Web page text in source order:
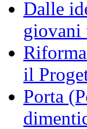
Dalle
giovani
il
Porta